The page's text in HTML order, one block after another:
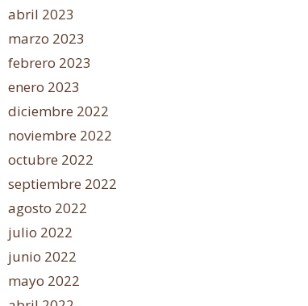
abril 2023
marzo 2023
febrero 2023
enero 2023
diciembre 2022
noviembre 2022
octubre 2022
septiembre 2022
agosto 2022
julio 2022
junio 2022
mayo 2022